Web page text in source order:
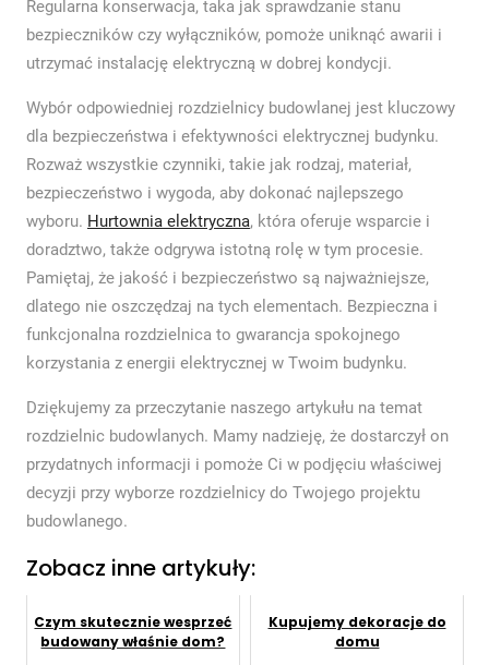
Regularna konserwacja, taka jak sprawdzanie stanu
bezpieczników czy wyłączników, pomoże uniknąć awarii i
utrzymać instalację elektryczną w dobrej kondycji.
Wybór odpowiedniej rozdzielnicy budowlanej jest kluczowy
dla bezpieczeństwa i efektywności elektrycznej budynku.
Rozważ wszystkie czynniki, takie jak rodzaj, materiał,
bezpieczeństwo i wygoda, aby dokonać najlepszego
wyboru. Hurtownia elektryczna, która oferuje wsparcie i
doradztwo, także odgrywa istotną rolę w tym procesie.
Pamiętaj, że jakość i bezpieczeństwo są najważniejsze,
dlatego nie oszczędzaj na tych elementach. Bezpieczna i
funkcjonalna rozdzielnica to gwarancja spokojnego
korzystania z energii elektrycznej w Twoim budynku.
Dziękujemy za przeczytanie naszego artykułu na temat
rozdzielnic budowlanych. Mamy nadzieję, że dostarczył on
przydatnych informacji i pomoże Ci w podjęciu właściwej
decyzji przy wyborze rozdzielnicy do Twojego projektu
budowlanego.
Zobacz inne artykuły:
Czym skutecznie wesprzeć
budowany właśnie dom?
Kupujemy dekoracje do
domu